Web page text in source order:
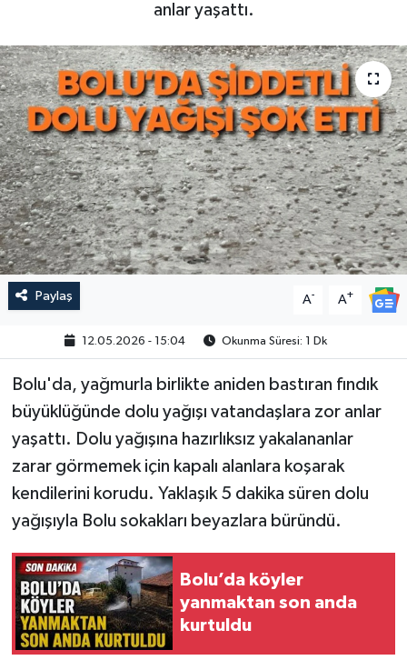
anlar yaşattı.
Paylaş A- A+
12.05.2026 - 15:04 Okunma Süresi: 1 Dk
Bolu'da, yağmurla birlikte aniden bastıran fındık
büyüklüğünde dolu yağışı vatandaşlara zor anlar
yaşattı. Dolu yağışına hazırlıksız yakalananlar
zarar görmemek için kapalı alanlara koşarak
kendilerini korudu. Yaklaşık 5 dakika süren dolu
yağışıyla Bolu sokakları beyazlara büründü.
Bolu’da köyler
yanmaktan son anda
kurtuldu